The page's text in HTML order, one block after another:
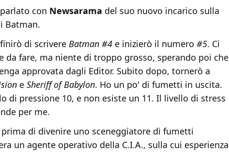
con Newsarama del suo nuovo incarico sulla
Batman.
di scrivere Batman #4 e inizierò il numero #5. Ci
da fare, ma niente di troppo grosso, sperando poi che
approvata dagli Editor. Subito dopo, tornerò a
e Sheriff of Babylon. Ho un po' di fumetti in uscita.
di pressione 10, e non esiste un 11. Il livello di stress
per me.
di divenire uno sceneggiatore di fumetti
un agente operativo della C.I.A., sulla cui esperienza